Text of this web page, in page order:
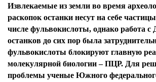
Извлекаемые из земли во время
раскопок останки несут на себе
числе фульвокислоты, однако работа с
останков до сих пор была
фульвокислоты блокируют главную
молекулярной биологии – ПЦР. Для
проблемы ученые Южного